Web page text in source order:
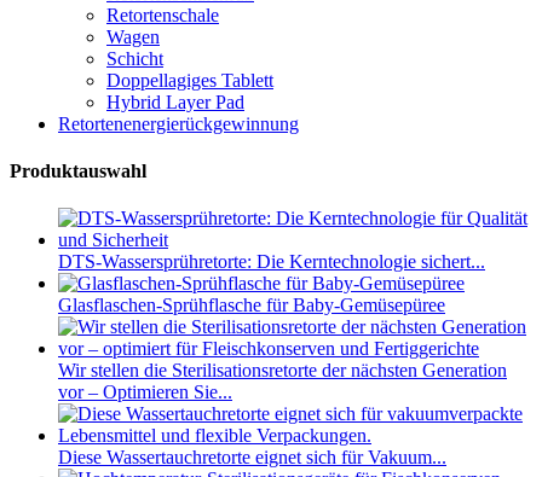
Retortenschale
Wagen
Schicht
Doppellagiges Tablett
Hybrid Layer Pad
Retortenenergierückgewinnung
Produktauswahl
DTS-Wassersprühretorte: Die Kerntechnologie sichert...
Glasflaschen-Sprühflasche für Baby-Gemüsepüree
Wir stellen die Sterilisationsretorte der nächsten Generation
vor – Optimieren Sie...
Diese Wassertauchretorte eignet sich für Vakuum...